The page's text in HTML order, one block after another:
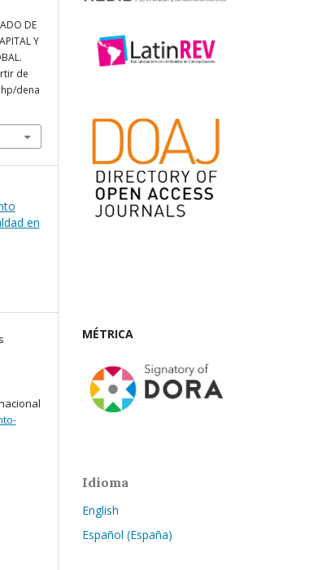
DE
Y
de
dena
en
MÉTRICA
Idioma
English
Español (España)